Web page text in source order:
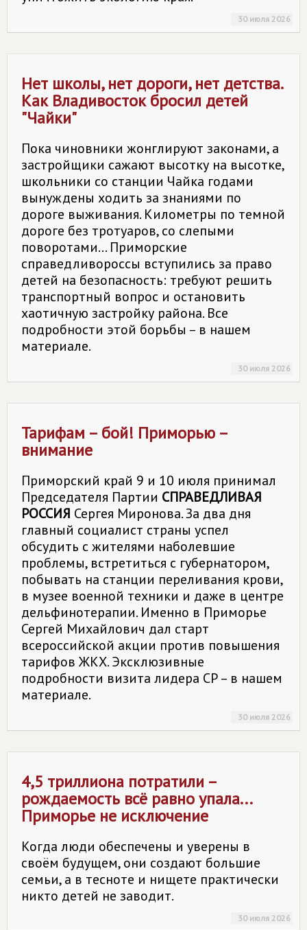
30 июля 2026
Нет школы, нет дороги, нет детства.
Как Владивосток бросил детей
"Чайки"
Пока чиновники жонглируют законами, а
застройщики сажают высотку на высотке,
школьники со станции Чайка годами
вынуждены ходить за знаниями по
дороге выживания. Километры по темной
дороге без тротуаров, со слепыми
поворотами... Приморские
справедливороссы вступились за право
детей на безопасность: требуют решить
транспортный вопрос и остановить
хаотичную застройку района. Все
подробности этой борьбы – в нашем
материале.
30 июля 2026
Тарифам – бой! Приморью –
внимание
Приморский край 9 и 10 июля принимал
Председателя Партии СПРАВЕДЛИВАЯ
РОССИЯ Сергея Миронова. За два дня
главный социалист страны успел
обсудить с жителями наболевшие
проблемы, встретиться с губернатором,
побывать на станции переливания крови,
в музее военной техники и даже в центре
дельфинотерапии. Именно в Приморье
Сергей Михайлович дал старт
всероссийской акции против повышения
тарифов ЖКХ. Эксклюзивные
подробности визита лидера СР – в нашем
материале.
30 июля 2026
4,5 триллиона потратили –
рождаемость всё равно упала...
Приморье не исключение
Когда люди обеспечены и уверены в
своём будущем, они создают большие
семьи, а в тесноте и нищете практически
никто детей не заводит.
30 июля 2026